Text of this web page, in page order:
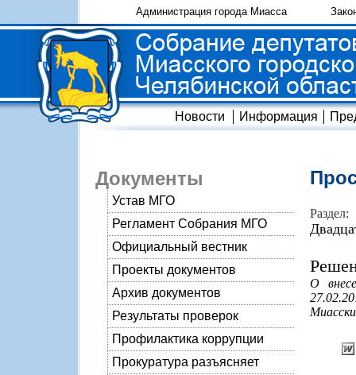
Администрация города Миасса
Новости Информация
Документы
Устав МГО
Регламент Собрания МГО
Официальный вестник
Проекты документов
Архив документов
Результаты проверок
Профилактика коррупции
Прокуратура разъясняет
Раздел:
О